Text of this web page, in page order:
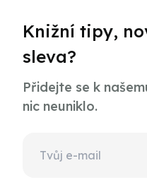
Knižní tipy,
sleva?
Přidejte se k
nic neuniklo.